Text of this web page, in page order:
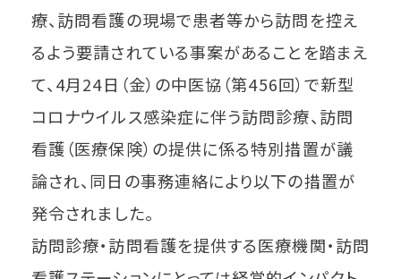
療、訪問看護の現場で患者等から訪問を控え
るよう要請されている事案があることを踏まえ
て、4月24日（金）の中医協（第456回）で新型
コロナウイルス感染症に伴う訪問診療、訪問
看護（医療保険）の提供に係る特別措置が議
論され、同日の事務連絡により以下の措置が
発令されました。
訪問診療・訪問看護を提供する医療機関・訪問